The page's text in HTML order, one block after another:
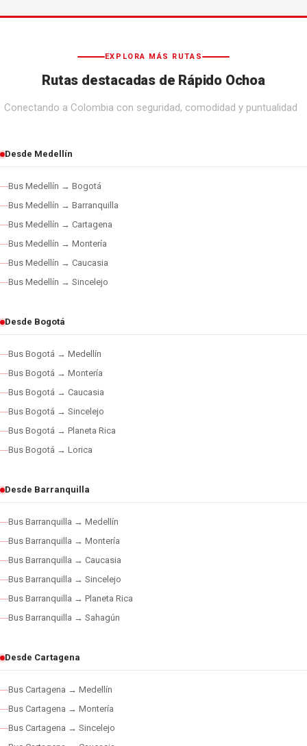
EXPLORA MÁS RUTAS
Rutas destacadas de Rápido Ochoa
Conectando a Colombia con seguridad, comodidad y puntualidad
Desde Medellín
Bus Medellín → Bogotá
Bus Medellín → Barranquilla
Bus Medellín → Cartagena
Bus Medellín → Montería
Bus Medellín → Caucasia
Bus Medellín → Sincelejo
Desde Bogotá
Bus Bogotá → Medellín
Bus Bogotá → Montería
Bus Bogotá → Caucasia
Bus Bogotá → Sincelejo
Bus Bogotá → Planeta Rica
Bus Bogotá → Lorica
Desde Barranquilla
Bus Barranquilla → Medellín
Bus Barranquilla → Montería
Bus Barranquilla → Caucasia
Bus Barranquilla → Sincelejo
Bus Barranquilla → Planeta Rica
Bus Barranquilla → Sahagún
Desde Cartagena
Bus Cartagena → Medellín
Bus Cartagena → Montería
Bus Cartagena → Sincelejo